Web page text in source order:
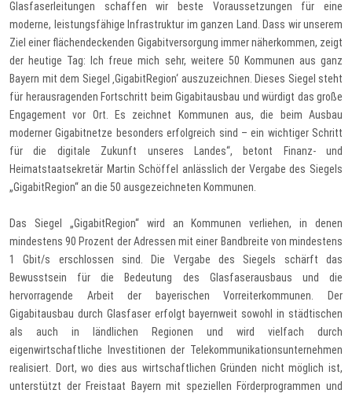
Glasfaserleitungen schaffen wir beste Voraussetzungen für eine
moderne, leistungsfähige Infrastruktur im ganzen Land. Dass wir unserem
Ziel einer flächendeckenden Gigabitversorgung immer näherkommen, zeigt
der heutige Tag: Ich freue mich sehr, weitere 50 Kommunen aus ganz
Bayern mit dem Siegel ‚GigabitRegion‘ auszuzeichnen. Dieses Siegel steht
für herausragenden Fortschritt beim Gigabitausbau und würdigt das große
Engagement vor Ort. Es zeichnet Kommunen aus, die beim Ausbau
moderner Gigabitnetze besonders erfolgreich sind – ein wichtiger Schritt
für die digitale Zukunft unseres Landes“, betont Finanz- und
Heimatstaatsekretär Martin Schöffel anlässlich der Vergabe des Siegels
„GigabitRegion“ an die 50 ausgezeichneten Kommunen.
Das Siegel „GigabitRegion“ wird an Kommunen verliehen, in denen
mindestens 90 Prozent der Adressen mit einer Bandbreite von mindestens
1 Gbit/s erschlossen sind. Die Vergabe des Siegels schärft das
Bewusstsein für die Bedeutung des Glasfaserausbaus und die
hervorragende Arbeit der bayerischen Vorreiterkommunen. Der
Gigabitausbau durch Glasfaser erfolgt bayernweit sowohl in städtischen
als auch in ländlichen Regionen und wird vielfach durch
eigenwirtschaftliche Investitionen der Telekommunikationsunternehmen
realisiert. Dort, wo dies aus wirtschaftlichen Gründen nicht möglich ist,
unterstützt der Freistaat Bayern mit speziellen Förderprogrammen und